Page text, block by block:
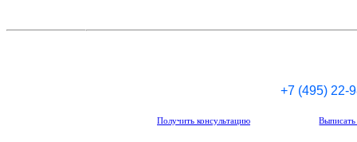
+7 (495) 22-
Получить консультацию